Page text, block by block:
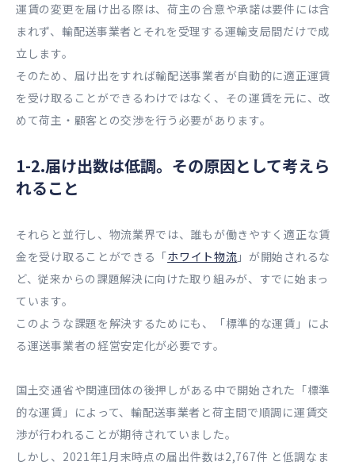
運賃の変更を届け出る際は、荷主の合意や承諾は要件には含
まれず、輸配送事業者とそれを受理する運輸支局間だけで成
立します。
そのため、届け出をすれば輸配送事業者が自動的に適正運賃
を受け取ることができるわけではなく、その運賃を元に、改
めて荷主・顧客との交渉を行う必要があります。
1-2.届け出数は低調。その原因として考えら
れること
それらと並行し、物流業界では、誰もが働きやすく適正な賃
金を受け取ることができる「ホワイト物流 」が開始されるな
ど、従来からの課題解決に向けた取り組みが、すでに始まっ
ています。
このような課題を解決するためにも、「標準的な運賃」によ
る運送事業者の経営安定化が必要です。
国土交通省や関連団体の後押しがある中で開始された「標準
的な運賃」によって、輸配送事業者と荷主間で順調に運賃交
渉が行われることが期待されていました。
しかし、2021年1月末時点の届出件数は2,767件 と低調なま